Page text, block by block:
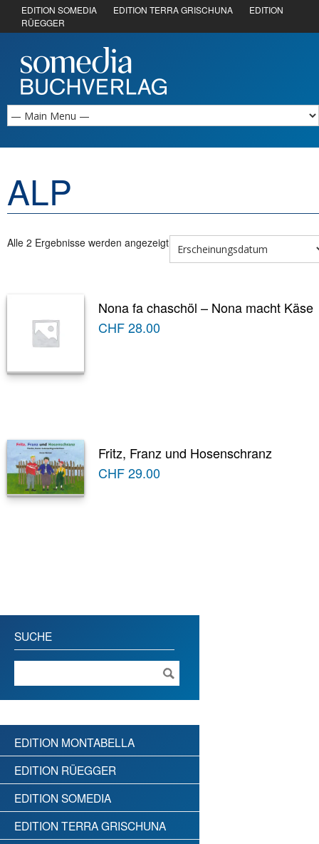
EDITION SOMEDIA EDITION TERRA GRISCHUNA
EDITION
RÜEGGER
ALP
Alle 2 Ergebnisse werden angezeigt
Nona fa chaschöl – Nona macht Käse
CHF28.00
Fritz, Franz und Hosenschranz
CHF29.00
SUCHE
EDITION MONTABELLA
EDITION RÜEGGER
EDITION SOMEDIA
EDITION TERRA GRISCHUNA